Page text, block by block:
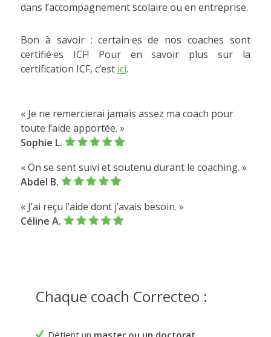
dans l’accompagnement scolaire ou en entreprise.
Bon à savoir : certain·es de nos coaches sont
certifié·es ICF! Pour en savoir plus sur la
certification ICF, c’est ici.
« Je ne remercierai jamais assez ma coach pour
toute l’aide apportée. »
Sophie L.
« On se sent suivi et soutenu durant le coaching. »
Abdel B.
« J’ai reçu l’aide dont j’avais besoin. »
Céline A.
Chaque coach Correcteo :
Détient un master ou un doctorat